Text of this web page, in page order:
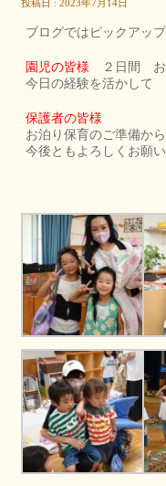
投稿日 : 2023年7月14日
ブログではピックアッ
園児の皆様 ２日間 お
今日の経験を活かして
保護者の皆様
お泊り保育のご準備か
今後ともよろしくお願い